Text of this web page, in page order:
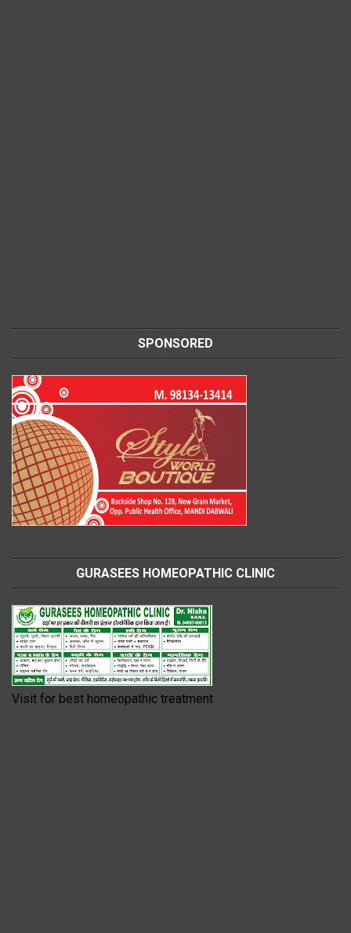
SPONSORED
GURASEES HOMEOPATHIC CLINIC
Visit for best homeopathic treatment